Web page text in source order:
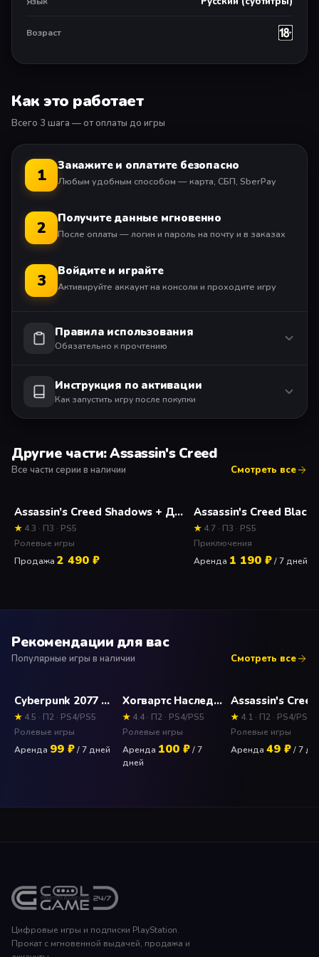
Автономная однопользовательская версия
Для использования сетевых функций требуется
конфиденциальности (playstationnetwork.com/privacy-
policy) и политикой конфиденциальности издателя
Возраст
Как это работает
Всего 3 шага — от оплаты до игры
1 Закажите и оплатите безопасно
Любым удобным способом — карта, СБП, SberPay
2 Получите данные мгновенно
После оплаты — логин и пароль на почту и в заказах
3 Войдите и играйте
Активируйте аккаунт на консоли и проходите игру
Правила использования
Обязательно к прочтению
Инструкция по активации
Как запустить игру после покупки
Другие части: Assassin's Creed
Все части серии в наличии Смотреть все
Assassin’s Creed Shadows + Дополнение Продажа игры
★ 4.3 · П3 · PS5
Ролевые игры
Продажа 2 490 ₽
★ 4.7 · П3 · PS5
Приключения
Аренда 1 190 ₽/ 7 дней
Рекомендации для вас
Популярные игры в наличии Смотреть все
Cyberpunk 2077 Прокат и аренда игры 7 дней
★ 4.5 · П2 · PS4/PS5
Ролевые игры
Аренда 99 ₽/ 7 дней
Хогвартс Наследие Deluxe Edition (Hogwarts Legacy) Прокат и аренда игры 7 дней
★ 4.4 · П2 · PS4/PS5
Ролевые игры
Аренда 100 ₽/ 7
дней
★ 4.1 · П2 · PS4/PS5
Ролевые игры
Аренда 49 ₽/ 7
Цифровые игры и подписки PlayStation.
Прокат с мгновенной выдачей, продажа и